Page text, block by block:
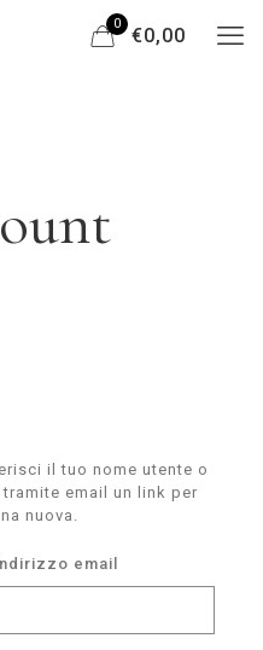
0
€0,00
il tuo nome utente o
email un link per
nuova.
email